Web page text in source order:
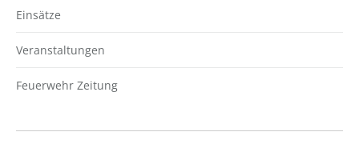
Einsätze
Veranstaltungen
Feuerwehr Zeitung